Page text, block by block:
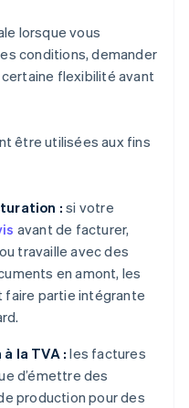
lorsque vous
conditions, demander
flexibilité avant
être utilisées aux fins
: si votre
avant de facturer,
travaille avec des
en amont, les
partie intégrante
la TVA : les factures
d’émettre des
production pour des